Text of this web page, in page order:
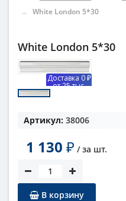
→
White London 5*30
White London 5*30
Доставка 0 ₽
от 25 тыс.
Артикул: 38006
1 130 ₽ / за шт.
В корзину